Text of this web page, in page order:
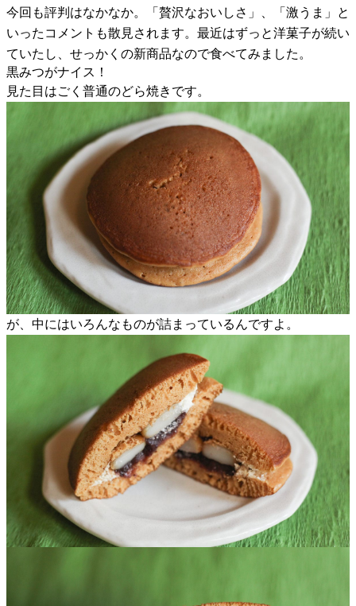
今回も評判はなかなか。「贅沢なおいしさ」、「激うま」と
いったコメントも散見されます。最近はずっと洋菓子が続い
ていたし、せっかくの新商品なので食べてみました。
黒みつがナイス！
見た目はごく普通のどら焼きです。
が、中にはいろんなものが詰まっているんですよ。